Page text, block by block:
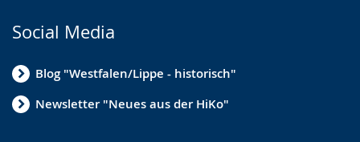
Social Media
Blog "Westfalen/Lippe - historisch"
Newsletter "Neues aus der HiKo"